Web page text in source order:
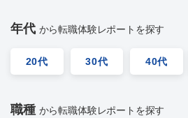
年代 から転職体験レポートを探す
20代 30代 40代
職種 から転職体験レポートを探す